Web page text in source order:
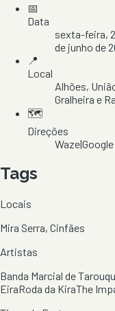
📅
Data
sexta-feira,
de junho de
📍
Local
Alhões,
Gralheira e
🗺️
Direções
Waze|
Tags
Locais
Mira Serra, Cinfães
Artistas
Banda Marcial de
EiraRoda da KiraThe